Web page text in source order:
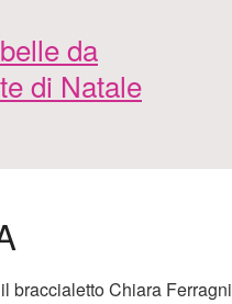
da
di Natale
braccialetto Chiara Ferragni